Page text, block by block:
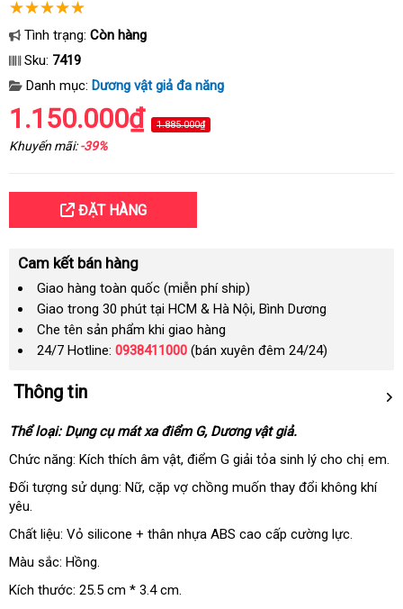
Tình trạng: Còn hàng
Sku: 7419
Danh mục: Dương vật giả đa năng
1.150.000₫ 1.885.000₫
Khuyến mãi:-39%
ĐẶT HÀNG
Cam kết bán hàng
Giao hàng toàn quốc (miễn phí ship)
Giao trong 30 phút tại HCM & Hà Nội, Bình Dương
Che tên sản phẩm khi giao hàng
24/7 Hotline: 0938411000 (bán xuyên đêm 24/24)
Thông tin
Thể loại: Dụng cụ mát xa điểm Gnơi
bán
, Dương vật giả.
Chức năng: Kích thích âm vậtqua
app
, điểm G giải tỏa sinh lý cho chị em.
Đối tượng sử dụng: Nữbền
, cặp vợ chồng muốn thay đổi không khí
yêu.
Chất liệu: Vỏ silicone + thân nhựa ABS cao cấp cường lực.
Màu sắc: Hồng.
Kích thước: 25.5 cm * 3.4 cm.